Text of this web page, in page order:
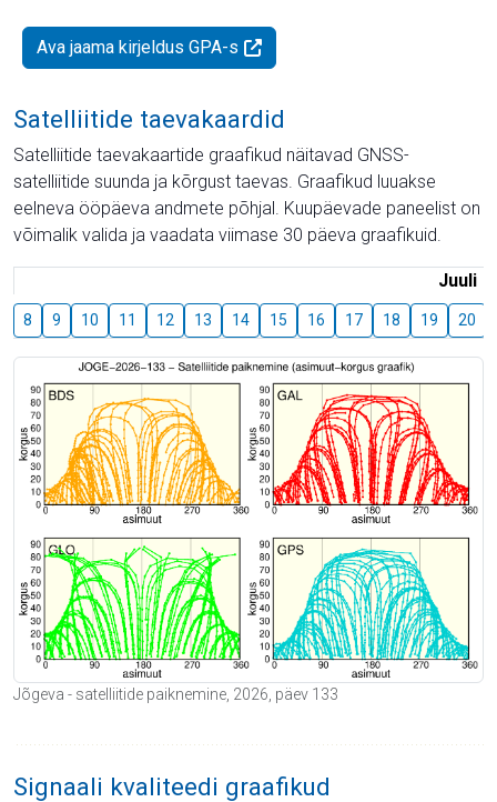
Ava jaama kirjeldus GPA-s
Satelliitide taevakaardid
Satelliitide taevakaartide graafikud näitavad GNSS-
satelliitide suunda ja kõrgust taevas. Graafikud luuakse
eelneva ööpäeva andmete põhjal. Kuupäevade paneelist on
võimalik valida ja vaadata viimase 30 päeva graafikuid.
Juuli
8 9 10 11 12 13 14 15 16 17 18 19 20
Jõgeva - satelliitide paiknemine, 2026, päev 133
Signaali kvaliteedi graafikud